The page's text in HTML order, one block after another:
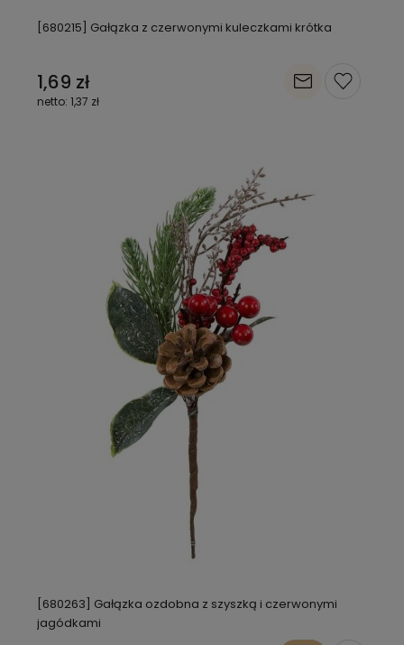
[680215] Gałązka z czerwonymi kuleczkami krótka
1,69 zł
1,37 zł
[680263] Gałązka ozdobna z szyszką i czerwonymi
jagódkami